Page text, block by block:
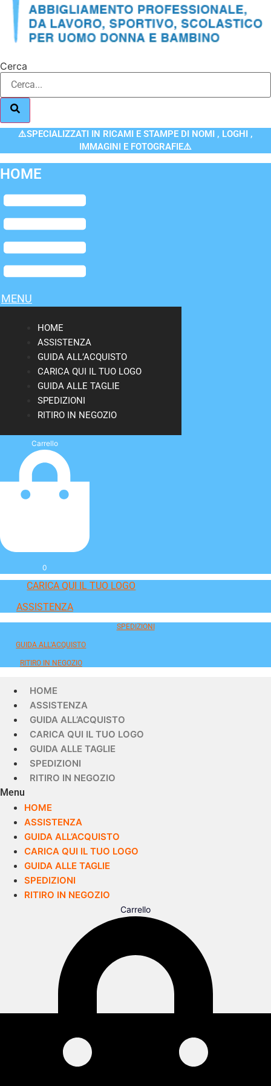
Cerca
⚠️SPECIALIZZATI IN RICAMI E STAMPE DI NOMI , LOGHI ,
IMMAGINI E FOTOGRAFIE⚠️
HOME
Flyout
Menu
MENU
HOME
ASSISTENZA
GUIDA ALL’ACQUISTO
CARICA QUI IL TUO LOGO
GUIDA ALLE TAGLIE
SPEDIZIONI
RITIRO IN NEGOZIO
Carrello
0
CARICA QUI IL TUO LOGO
ASSISTENZA
SPEDIZIONI
GUIDA ALL'ACQUISTO
RITIRO IN NEGOZIO
HOME
ASSISTENZA
GUIDA ALL’ACQUISTO
CARICA QUI IL TUO LOGO
GUIDA ALLE TAGLIE
SPEDIZIONI
RITIRO IN NEGOZIO
Menu
HOME
ASSISTENZA
GUIDA ALL’ACQUISTO
CARICA QUI IL TUO LOGO
GUIDA ALLE TAGLIE
SPEDIZIONI
RITIRO IN NEGOZIO
Carrello